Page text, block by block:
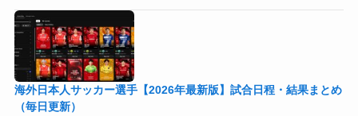
海外日本人サッカー選手【2026年最新版】試合日程・結果まとめ
（毎日更新）